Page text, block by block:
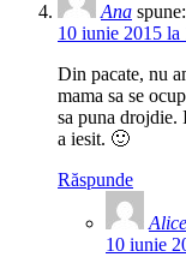
Ana spune:
10 iunie 2015 la
Din pacate, nu
mama sa se
sa puna drojdie.
a iesit. 🙂
Răspunde
Alice
10 iunie